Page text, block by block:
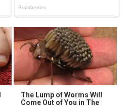
The Lump of Worms Will
Come Out of You in The